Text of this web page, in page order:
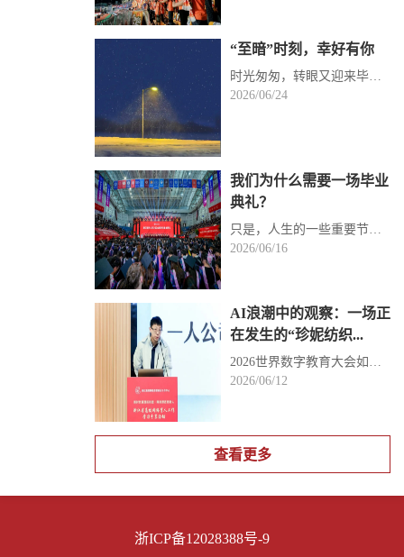
“至暗”时刻，幸好有你
2026/06/24
我们为什么需要一场毕业
典礼？
只是，人生的一些重要节点，总需要被认真标记。正如《小王子》中狐狸所说：“仪式感就是使某一天与其他...
2026/06/16
AI浪潮中的观察：一场正
在发生的“珍妮纺织...
2026世界数字教育大会如约而至，人工智能正为高校思政教育解锁全新可能。为展现浙江高校“人工智能+思政...
2026/06/12
查看更多
浙ICP备12028388号-9